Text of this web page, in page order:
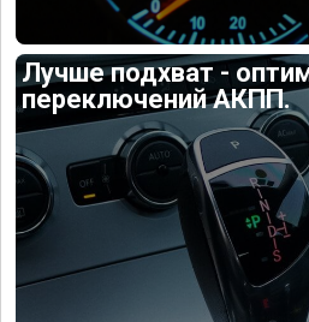
Лучше подхват -
переключений АКПП.